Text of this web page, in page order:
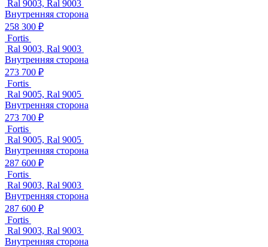
Ral 9003, Ral 9003
Внутренняя сторона
258 300 ₽
Fortis
Ral 9003, Ral 9003
Внутренняя сторона
273 700 ₽
Fortis
Ral 9005, Ral 9005
Внутренняя сторона
273 700 ₽
Fortis
Ral 9005, Ral 9005
Внутренняя сторона
287 600 ₽
Fortis
Ral 9003, Ral 9003
Внутренняя сторона
287 600 ₽
Fortis
Ral 9003, Ral 9003
Внутренняя сторона